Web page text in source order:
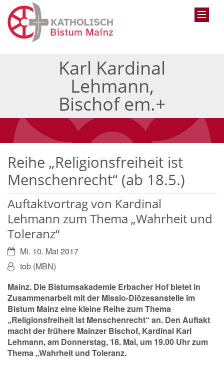
Karl Kardinal
Lehmann,
Bischof em.+
Reihe „Religionsfreiheit ist
Menschenrecht“ (ab 18.5.)
Auftaktvortrag von Kardinal
Lehmann zum Thema „Wahrheit und
Toleranz“
Datum:Mi. 10. Mai 2017
Von:tob (MBN)
Mainz. Die Bistumsakademie Erbacher Hof bietet in
Zusammenarbeit mit der Missio-Diözesanstelle im
Bistum Mainz eine kleine Reihe zum Thema
„Religionsfreiheit ist Menschenrecht“ an. Den Auftakt
macht der frühere Mainzer Bischof, Kardinal Karl
Lehmann, am Donnerstag, 18. Mai, um 19.00 Uhr zum
Thema „Wahrheit und Toleranz.